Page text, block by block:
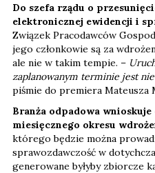
Do szefa rządu o
elektronicznej ewidencji i
Związek Pracodawców
jego członkowie są za
ale nie w takim tempie. –
zaplanowanym terminie jest
piśmie do premiera Mateusza
Branża odpadowa
miesięcznego okresu
którego będzie można
sprawozdawczość w
generowane byłyby zbiorcze